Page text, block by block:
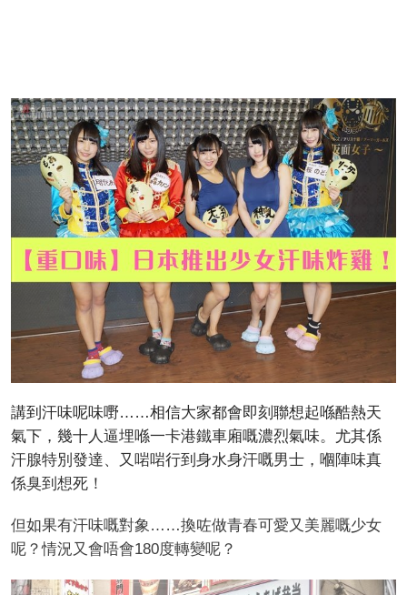
講到汗味呢味嘢……相信大家都會即刻聯想起喺酷熱天
氣下，幾十人逼埋喺一卡港鐵車廂嘅濃烈氣味。尤其係
汗腺特別發達、又啱啱行到身水身汗嘅男士，嗰陣味真
係臭到想死！
但如果有汗味嘅對象……換咗做青春可愛又美麗嘅少女
呢？情況又會唔會180度轉變呢？